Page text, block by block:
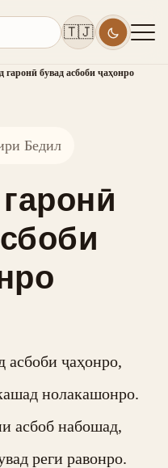
🇹🇯
гаронӣ бувад асбоби ҷаҳонро
Бедил
асбоби ҷаҳонро,
нолакашонро.
асбоб набошад,
реги равонро.